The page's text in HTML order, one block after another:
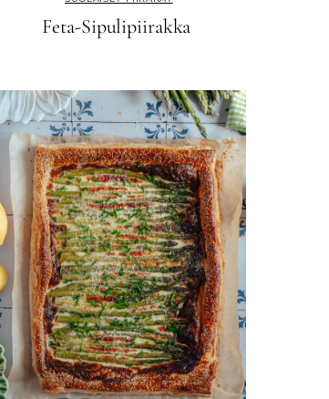
Feta-Sipulipiirakka